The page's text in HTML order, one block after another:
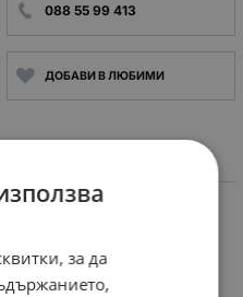
088 55 99 413
ДОБАВИ В ЛЮБИМИ
за да